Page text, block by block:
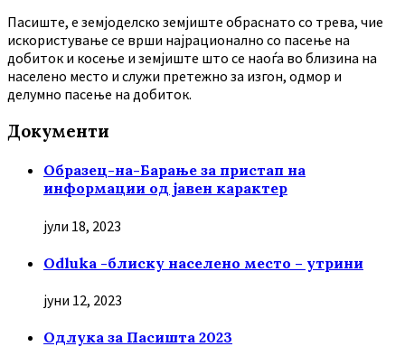
Пасиште, е земјоделско земјиште обраснато со трева, чие
искористување се врши најрационално со пасење на
добиток и косење и земјиште што се наоѓа во близина на
населено место и служи претежно за изгон, одмор и
делумно пасење на добиток.
Документи
Образец-на-Барање за пристап на
информации од јавен карактер
јули 18, 2023
Odluka -блиску населено место – утрини
јуни 12, 2023
Oдлука за Пасишта 2023